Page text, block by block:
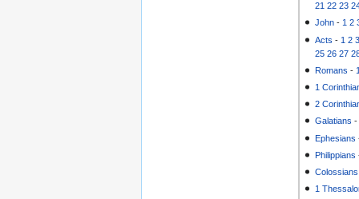
21 22 23
John -1 2
Acts - 1 2
25 26 27
Romans -
1
2
Galatians
Ephesians
Philippians
Colossians
1